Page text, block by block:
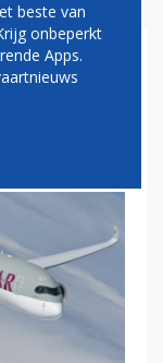
beste van
onbeperkt
Apps.